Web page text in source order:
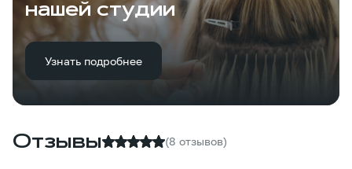
нашей студии
Узнать подробнее
Отзывы (8 отзывов)